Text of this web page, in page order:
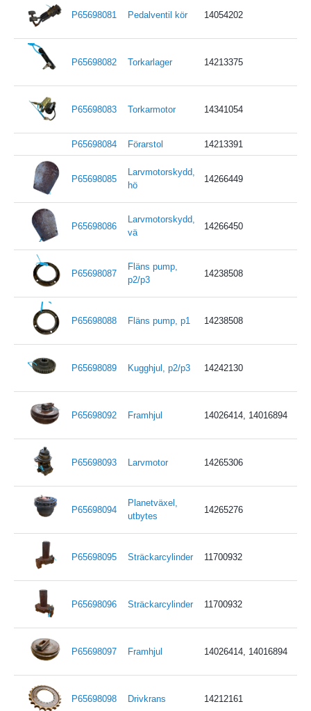
P65698081 Pedalventil kör 14054202
P65698082 Torkarlager 14213375
P65698083 Torkarmotor 14341054
P65698084 Förarstol 14213391
P65698085
Larvmotorskydd,
hö
14266449
P65698086
Larvmotorskydd,
vä
14266450
P65698087
Fläns pump,
p2/p3
14238508
P65698088 Fläns pump, p1 14238508
P65698089 Kugghjul, p2/p3 14242130
P65698092 Framhjul 14026414, 14016894
P65698093 Larvmotor 14265306
P65698094
Planetväxel,
utbytes
14265276
P65698095 Sträckarcylinder 11700932
P65698096 Sträckarcylinder 11700932
P65698097 Framhjul 14026414, 14016894
P65698098 Drivkrans 14212161